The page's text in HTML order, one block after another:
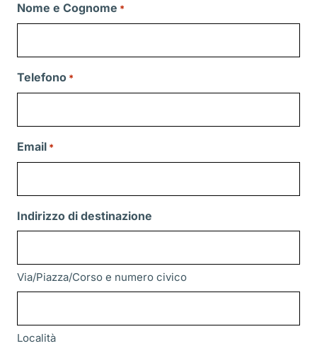
Nome e Cognome *
Telefono *
Email *
Indirizzo di destinazione
Via/Piazza/Corso e numero civico
Località